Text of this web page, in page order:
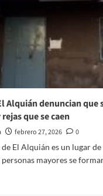
Alquián denuncian que
que se caen
febrero 27, 2026
0
El Alquián es un lugar
mayores se